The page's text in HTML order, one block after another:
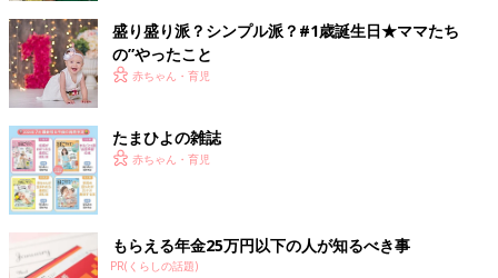
プレゼントは何が喜ぶ？
盛り盛り派？シンプル派？#1歳誕生日★ママたち
の”やったこと
赤ちゃん・育児
たまひよの雑誌
赤ちゃん・育児
もらえる年金25万円以下の人が知るべき事
PR(くらしの話題)